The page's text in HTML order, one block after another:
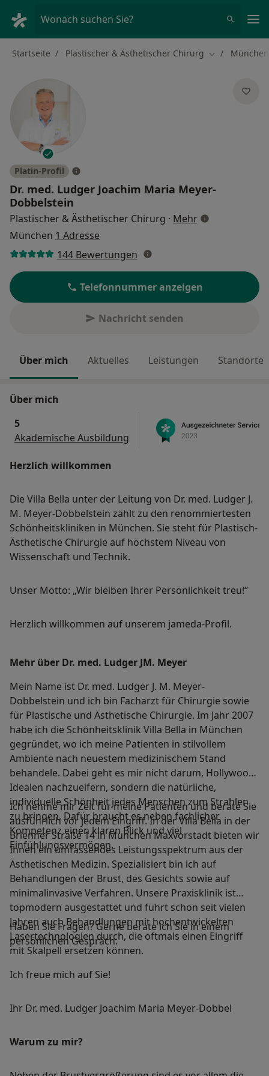
Wonach suchen Sie?
Startseite Plastischer & Ästhetischer Chirurg Stadt ändern
München
Platin-Profil
Dr. med. Ludger Joachim Maria Meyer-
Dobbelstein
Plastischer & Ästhetischer Chirurg · Mehrüber
München 1 Adresse
144 Bewertungen
Telefonnummer anzeigen
Nachricht senden
Über mich Aktuelles Leistungen Standorte
Über mich
5
Akademische Ausbildung
Herzlich willkommen
Die Villa Bella unter der Leitung von Dr. med. Ludger J.
M. Meyer-Dobbelstein zählt zu den renommiertesten
Schönheitskliniken in München. Sie steht für Plastisch-
Ästhetische Chirurgie auf höchstem Niveau von
Wissenschaft und Technik.
Unser Motto: „Wir bleiben Ihrer Persönlichkeit treu!“
Herzlich willkommen auf unserem jameda-Profil.
Mehr über Dr. med. Ludger JM. Meyer
Mein Name ist Dr. med. Ludger J. M. Meyer-
Dobbelstein und ich bin Facharzt für Chirurgie sowie
für Plastische und Ästhetische Chirurgie. Im Jahr 2007
habe ich die Schönheitsklinik Villa Bella in München
gegründet, wo ich meine Patienten in stilvollem
Ambiente nach neuestem medizinischem Stand
behandele. Dabei geht es mir nicht darum, Hollywood-
Idealen nachzueifern, sondern die natürliche,
individuelle Schönheit jedes Menschen zum Strahlen
zu bringen. Dafür braucht es neben fachlicher
Kompetenz einen klaren Blick und viel
Einfühlungsvermögen.
Ich nehme mir Zeit für meine Patienten und berate Sie
ausführlich vor jedem Eingriff. In der Villa Bella in der
Brienner Straße 14 in München Maxvorstadt bieten wir
Ihnen ein umfassendes Leistungsspektrum aus der
Ästhetischen Medizin. Spezialisiert bin ich auf
Behandlungen der Brust, des Gesichts sowie auf
minimalinvasive Verfahren. Unsere Praxisklinik ist
topmodern ausgestattet und führt schon seit vielen
Jahren auch Behandlungen mit hochentwickelten
Lasertechnologien durch, die oftmals einen Eingriff
mit Skalpell ersetzen können.
Haben Sie Fragen? Gerne berate ich Sie in einem
persönlichen Gespräch.
Ich freue mich auf Sie!
Ihr Dr. med. Ludger Joachim Maria Meyer-Dobbel
Warum zu mir?